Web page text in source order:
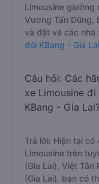
Limousine giường
Vương Tấn Dũng,
và đặt vé các nhà
đôi KBang - Gia
Câu hỏi: Các
xe Limousine
KBang - Gia Lai?
Trả lời: Hiện tại
Limousine trên
(Gia Lai), Việt Tân
(Gia Lai), bạn có